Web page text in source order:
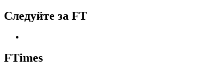
Следуйте за FT
FTimes